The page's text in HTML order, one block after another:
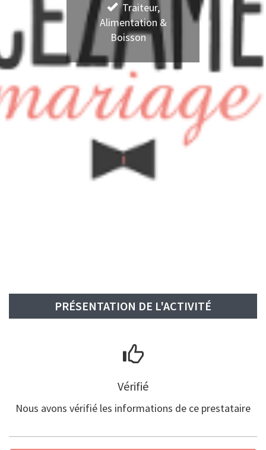
Traiteur,
Alimentation &
Boisson
PRÉSENTATION DE L'ACTIVITÉ
Vérifié
Nous avons vérifié les informations de ce prestataire